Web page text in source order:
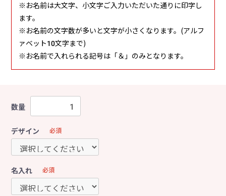
※お名前は大文字、小文字ご入力いただいた通りに印字し
ます。
※お名前の文字数が多いと文字が小さくなります。(アルフ
ァベット10文字まで)
※お名前で入れられる記号は「＆」のみとなります。
数量
デザイン 必須
名入れ 必須